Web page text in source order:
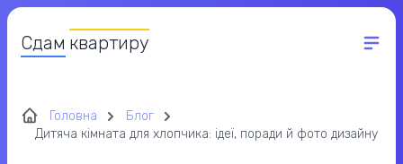
Сдам квартиру
Головна
Блог
Дитяча кімната для хлопчика: ідеї, поради й фото дизайну